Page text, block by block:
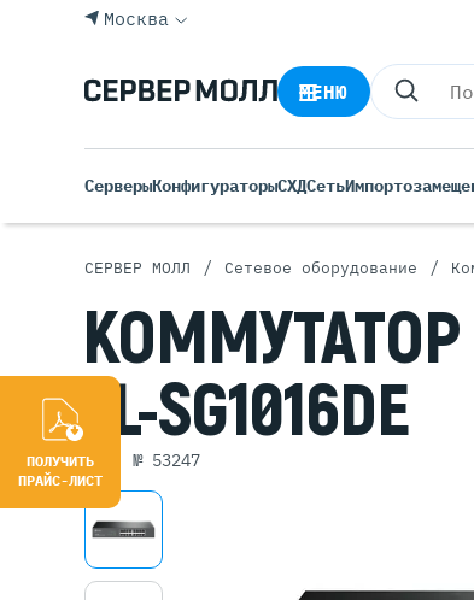
Москва
МЕНЮ
СерверыКонфигураторыСХДСеть
СЕРВЕР МОЛЛ / Сетевое оборудование /
КОММУТАТОР
TL-SG1016DE
арт. № 53247
ПОЛУЧИТЬ
ПРАЙС-ЛИСТ